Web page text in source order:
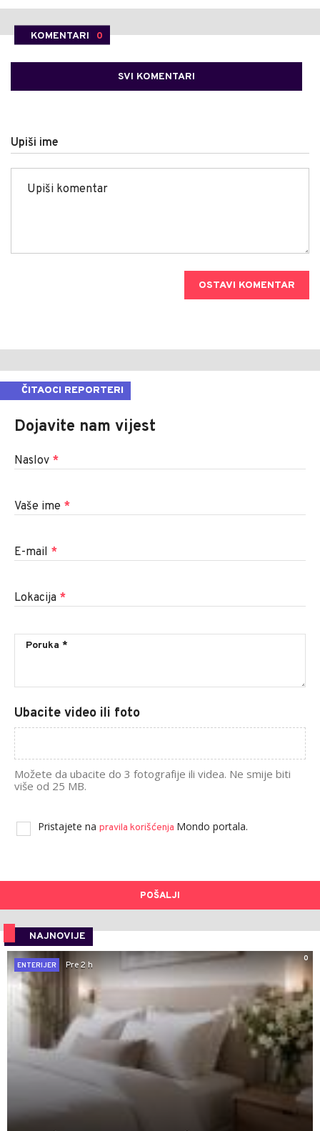
KOMENTARI 0
SVI KOMENTARI
Upiši ime
OSTAVI KOMENTAR
ČITAOCI REPORTERI
Dojavite nam vijest
Naslov *
Vaše ime *
E-mail *
Lokacija *
Ubacite video ili foto
Možete da ubacite do 3 fotografije ili videa. Ne smije biti
više od 25 MB.
Pristajete na pravila korišćenja Mondo portala.
POŠALJI
NAJNOVIJE
0
ENTERIJER
Pre 2 h